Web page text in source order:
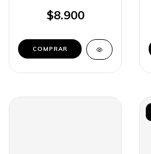
IMAN NETMAK NM-
HC22
$8.900